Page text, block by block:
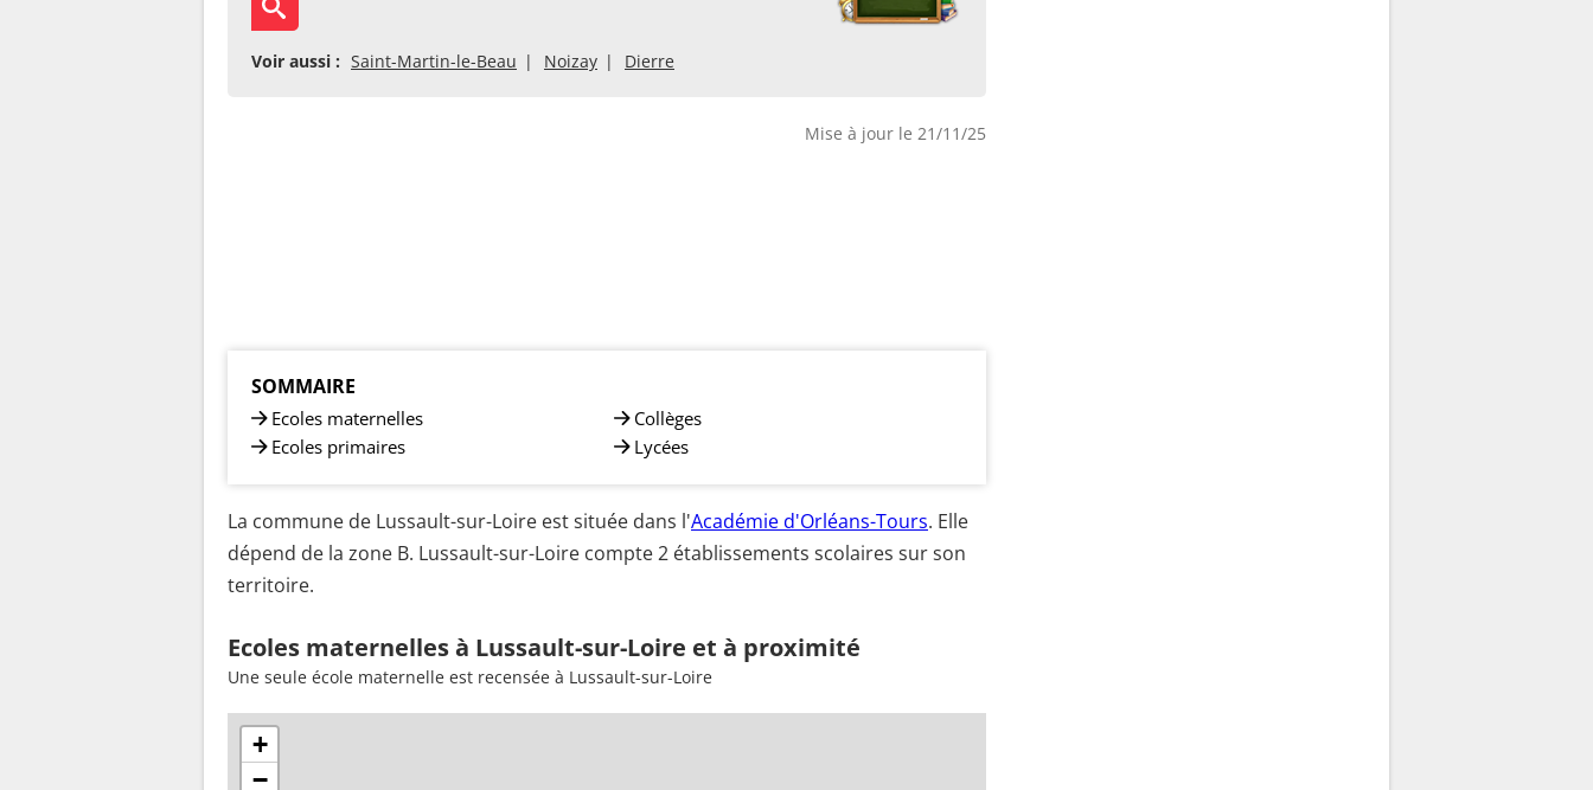
Voir aussi : Saint-Martin-le-Beau Noizay Dierre
Mise à jour le 21/11/25
SOMMAIRE
Ecoles maternelles
Ecoles primaires
Collèges
Lycées
La commune de Lussault-sur-Loire est située dans l'Académie d'Orléans-Tours. Elle
dépend de la zone B. Lussault-sur-Loire compte 2 établissements scolaires sur son
territoire.
Ecoles maternelles à Lussault-sur-Loire et à proximité
Une seule école maternelle est recensée à Lussault-sur-Loire
+
−